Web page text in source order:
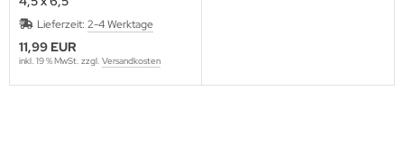
Lieferzeit: 2-4 Werktage
11,99 EUR
inkl. 19 % MwSt. zzgl. Versandkosten